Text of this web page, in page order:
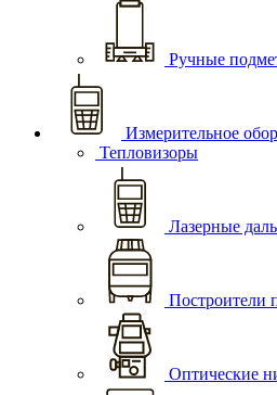
Ручные
Измерительное
Тепловизоры
Лазерные
Построители
Оптические